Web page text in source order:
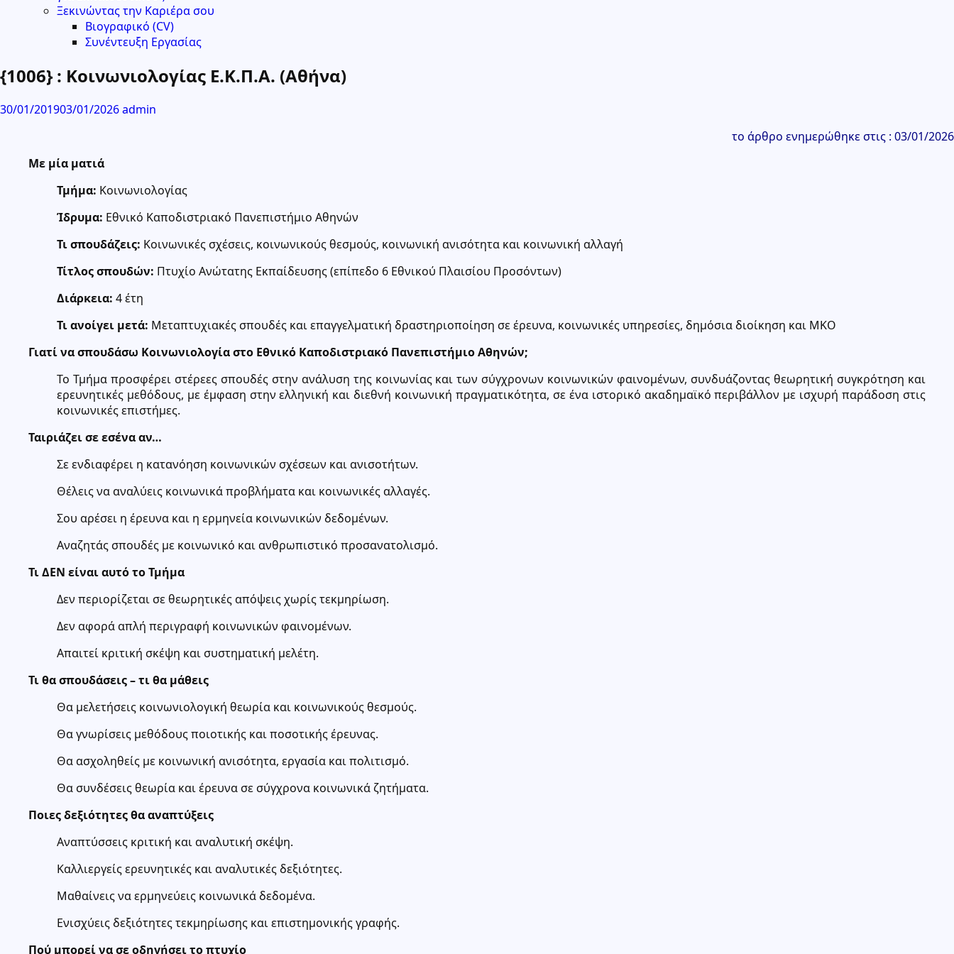
Ξεκινώντας την Καριέρα σου
Βιογραφικό (CV)
Συνέντευξη Εργασίας
{1006} : Κοινωνιολογίας Ε.Κ.Π.Α. (Αθήνα)
30/01/201903/01/2026admin
το άρθρο ενημερώθηκε στις : 03/01/2026
Με μία ματιά
Τμήμα: Κοινωνιολογίας
Ίδρυμα: Εθνικό Καποδιστριακό Πανεπιστήμιο Αθηνών
Τι σπουδάζεις: Κοινωνικές σχέσεις, κοινωνικούς θεσμούς, κοινωνική ανισότητα και κοινωνική αλλαγή
Τίτλος σπουδών: Πτυχίο Ανώτατης Εκπαίδευσης (επίπεδο 6 Εθνικού Πλαισίου Προσόντων)
Διάρκεια: 4 έτη
Τι ανοίγει μετά: Μεταπτυχιακές σπουδές και επαγγελματική δραστηριοποίηση σε έρευνα, κοινωνικές υπηρεσίες, δημόσια διοίκηση και ΜΚΟ
Γιατί να σπουδάσω Κοινωνιολογία στο Εθνικό Καποδιστριακό Πανεπιστήμιο Αθηνών;
Το Τμήμα προσφέρει στέρεες σπουδές στην ανάλυση της κοινωνίας και των σύγχρονων κοινωνικών φαινομένων, συνδυάζοντας θεωρητική συγκρότηση και
ερευνητικές μεθόδους, με έμφαση στην ελληνική και διεθνή κοινωνική πραγματικότητα, σε ένα ιστορικό ακαδημαϊκό περιβάλλον με ισχυρή παράδοση στις
κοινωνικές επιστήμες.
Ταιριάζει σε εσένα αν…
Σε ενδιαφέρει η κατανόηση κοινωνικών σχέσεων και ανισοτήτων.
Θέλεις να αναλύεις κοινωνικά προβλήματα και κοινωνικές αλλαγές.
Σου αρέσει η έρευνα και η ερμηνεία κοινωνικών δεδομένων.
Αναζητάς σπουδές με κοινωνικό και ανθρωπιστικό προσανατολισμό.
Τι ΔΕΝ είναι αυτό το Τμήμα
Δεν περιορίζεται σε θεωρητικές απόψεις χωρίς τεκμηρίωση.
Δεν αφορά απλή περιγραφή κοινωνικών φαινομένων.
Απαιτεί κριτική σκέψη και συστηματική μελέτη.
Τι θα σπουδάσεις – τι θα μάθεις
Θα μελετήσεις κοινωνιολογική θεωρία και κοινωνικούς θεσμούς.
Θα γνωρίσεις μεθόδους ποιοτικής και ποσοτικής έρευνας.
Θα ασχοληθείς με κοινωνική ανισότητα, εργασία και πολιτισμό.
Θα συνδέσεις θεωρία και έρευνα σε σύγχρονα κοινωνικά ζητήματα.
Ποιες δεξιότητες θα αναπτύξεις
Αναπτύσσεις κριτική και αναλυτική σκέψη.
Καλλιεργείς ερευνητικές και αναλυτικές δεξιότητες.
Μαθαίνεις να ερμηνεύεις κοινωνικά δεδομένα.
Ενισχύεις δεξιότητες τεκμηρίωσης και επιστημονικής γραφής.
Πού μπορεί να σε οδηγήσει το πτυχίο